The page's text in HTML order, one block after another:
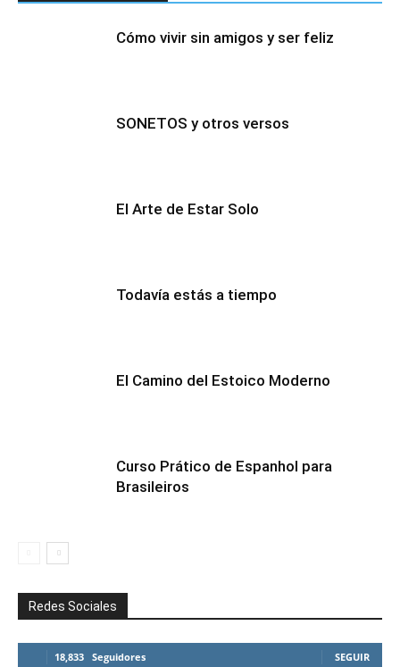
Cómo vivir sin amigos y ser feliz
SONETOS y otros versos
El Arte de Estar Solo
Todavía estás a tiempo
El Camino del Estoico Moderno
Curso Prático de Espanhol para
Brasileiros
Redes Sociales
18,833 Seguidores SEGUIR